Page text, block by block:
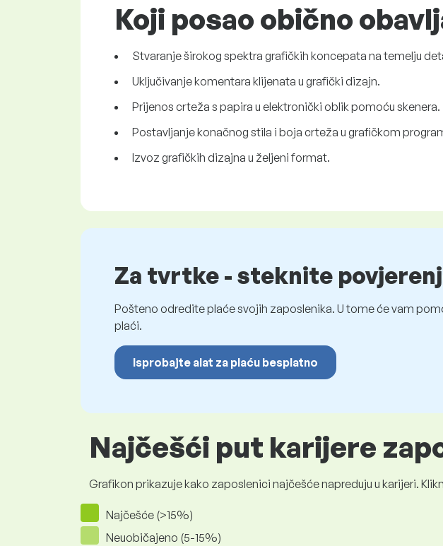
Koji posao obično
Stvaranje širokog spektra grafičkih koncepata na temelju
Uključivanje komentara klijenata u grafički dizajn.
Prijenos crteža s papira u elektronički oblik pomoću skenera.
Postavljanje konačnog stila i boja crteža u grafičkom
Izvoz grafičkih dizajna u željeni format.
Za tvrtke - steknite
Pošteno odredite plaće svojih zaposlenika. U tome će vam
plaći.
Isprobajte alat za plaću besplatno
Najčešći put karijere
Grafikon prikazuje kako zaposlenici najčešće napreduju u karijeri.
Najčešće (>15%)
Neuobičajeno (5-15%)